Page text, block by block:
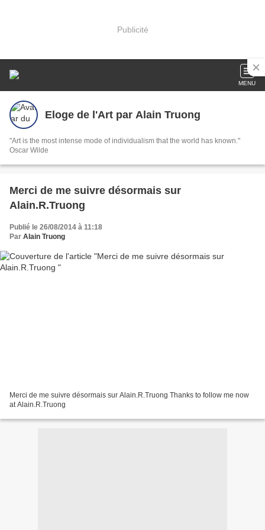
Publicité
MENU
Eloge de l'Art par Alain Truong
"Art is the most intense mode of individualism that the world has known."
Oscar Wilde
Merci de me suivre désormais sur
Alain.R.Truong
Publié le 26/08/2014 à 11:18
Par Alain Truong
Merci de me suivre désormais sur Alain.R.Truong Thanks to follow me now
at Alain.R.Truong